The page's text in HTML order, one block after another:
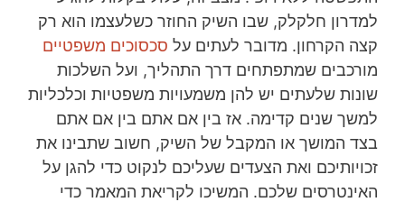
למדרון חלקלק, שבו השיק החוזר כשלעצמו הוא רק
קצה הקרחון. מדובר לעתים על סכסוכים משפטיים
מורכבים שמתפתחים דרך התהליך, ועל השלכות
שונות שלעתים יש להן משמעויות משפטיות וכלכליות
למשך שנים קדימה. אז בין אם אתם בין אם אתם
בצד המושך או המקבל של השיק, חשוב שתבינו את
זכויותיכם ואת הצעדים שעליכם לנקוט כדי להגן על
האינטרסים שלכם. המשיכו לקריאת המאמר כדי